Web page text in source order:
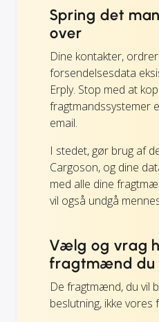
Spring det
over
Dine kontakter,
forsendelsesdata
Erply. Stop med at
fragtmandssystemer
email.
I stedet, gør brug af
Cargoson, og dine
med alle dine
vil også undgå
Vælg og vrag
fragtmænd du
De fragtmænd, du vil
beslutning, ikke vores